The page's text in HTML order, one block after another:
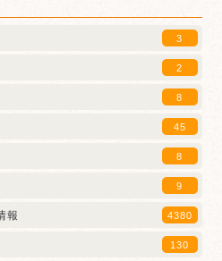
3
2
8
45
8
9
報 4380
130